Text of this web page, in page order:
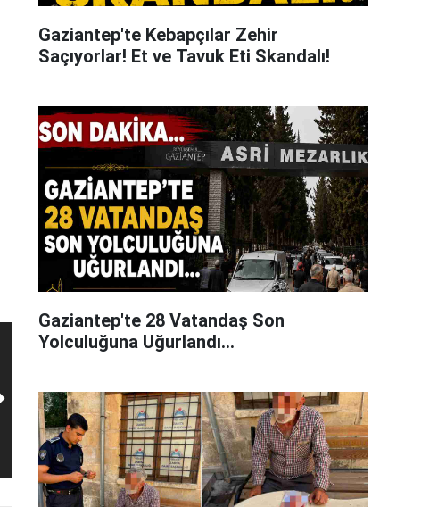
Gaziantep'te Kebapçılar Zehir
Saçıyorlar! Et ve Tavuk Eti Skandalı!
Gaziantep'te 28 Vatandaş Son
Yolculuğuna Uğurlandı...